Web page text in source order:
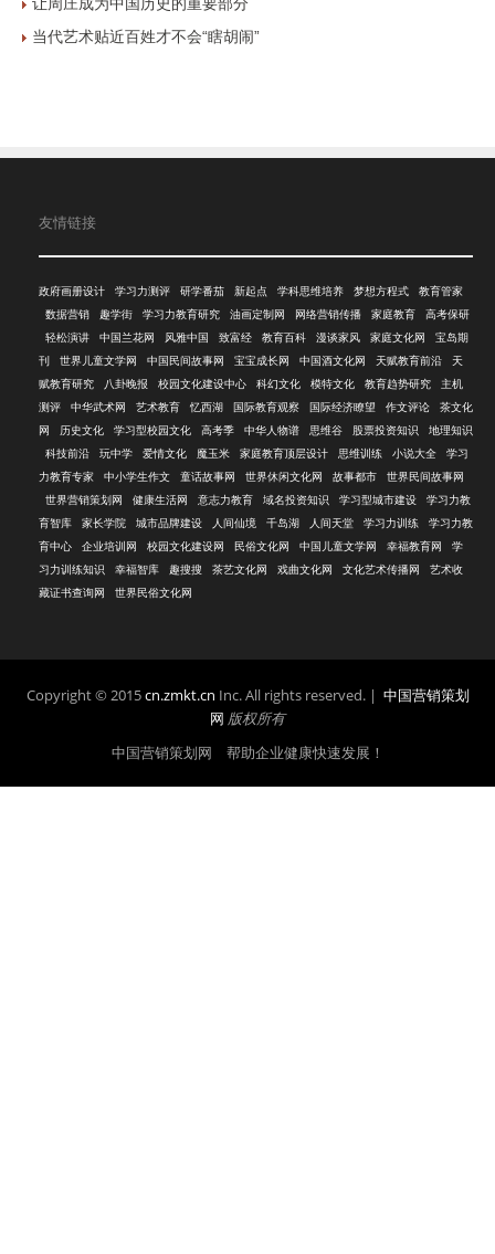
当代艺术贴近百姓才不会“瞎胡闹”
友情链接
政府画册设计 学习力测评 研学番茄 新起点 学科思维培养 梦想方程式
教育管家
数据营销
趣学街 学习力教育研究 油画定制网 网络营销传播 家庭教育
高考保研
轻松演讲
中国兰花网 风雅中国 致富经 教育百科 漫谈家风 家庭文化网
宝岛期
刊
世界儿童文学网 中国民间故事网 宝宝成长网 中国酒文化网 天赋教育前沿
天
赋教育研究
八卦晚报 校园文化建设中心 科幻文化 模特文化 教育趋势研究
主机
测评
中华武术网 艺术教育 忆西湖 国际教育观察 国际经济瞭望 作文评论
茶文化
网
历史文化 学习型校园文化 高考季 中华人物谱 思维谷 股票投资知识
地理知识
科技前沿
玩中学 爱情文化 魔玉米 家庭教育顶层设计 思维训练 小说大全
学习
力教育专家
中小学生作文 童话故事网 世界休闲文化网 故事都市
世界民间故事网
世界营销策划网
健康生活网 意志力教育 域名投资知识 学习型城市建设
学习力教
育智库
家长学院 城市品牌建设 人间仙境 千岛湖 人间天堂 学习力训练
学习力教
育中心
企业培训网 校园文化建设网 民俗文化网 中国儿童文学网 幸福教育网
学
习力训练知识
幸福智库 趣搜搜 茶艺文化网 戏曲文化网 文化艺术传播网
艺术收
藏证书查询网
世界民俗文化网
Copyright © 2015cn.zmkt.cn Inc. All rights reserved. | 中国营销策划
网 版权所有
中国营销策划网 帮助企业健康快速发展！